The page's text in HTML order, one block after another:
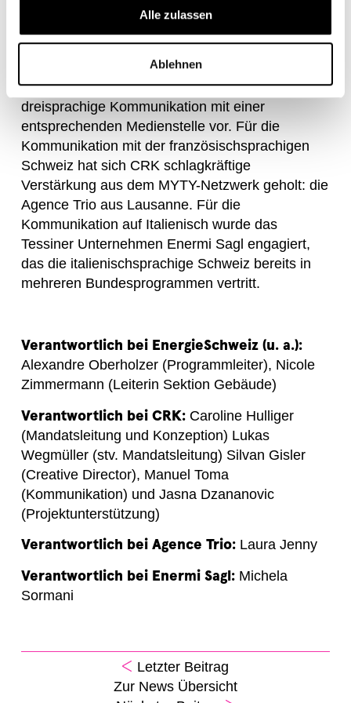
Alle zulassen
Ablehnen
Agentur auch Marketingmassnahmen im
Rahmen von «EnergieSchweiz für Private» um.
In drei Sprachen gut beraten
Das Kommunikationskonzept von CRK sieht eine
dreisprachige Kommunikation mit einer
entsprechenden Medienstelle vor. Für die
Kommunikation mit der französischsprachigen
Schweiz hat sich CRK schlagkräftige
Verstärkung aus dem MYTY-Netzwerk geholt: die
Agence Trio aus Lausanne. Für die
Kommunikation auf Italienisch wurde das
Tessiner Unternehmen Enermi Sagl engagiert,
das die italienischsprachige Schweiz bereits in
mehreren Bundesprogrammen vertritt.
Verantwortlich bei EnergieSchweiz (u. a.):
Alexandre Oberholzer (Programmleiter), Nicole
Zimmermann (Leiterin Sektion Gebäude)
Verantwortlich bei CRK: Caroline Hulliger
(Mandatsleitung und Konzeption) Lukas
Wegmüller (stv. Mandatsleitung) Silvan Gisler
(Creative Director), Manuel Toma
(Kommunikation) und Jasna Dzananovic
(Projektunterstützung)
Verantwortlich bei Agence Trio: Laura Jenny
Verantwortlich bei Enermi Sagl: Michela
Sormani
Letzter Beitrag
Zur News Übersicht